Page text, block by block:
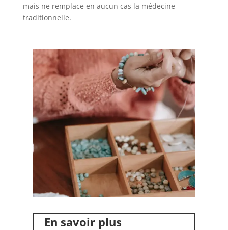
mais ne remplace en aucun cas la médecine
traditionnelle.
En savoir plus